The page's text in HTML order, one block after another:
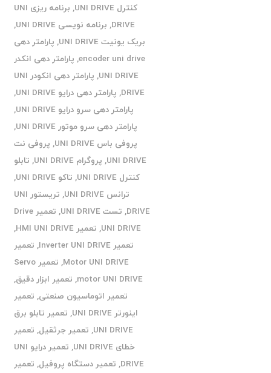
کنترل UNI DRIVE
,
برنامه ریزی UNI
DRIVE
, برنامه نویسی UNI DRIVE
,
بریک یونیت UNI DRIVE
, پارامتر دهی
encoder uni drive
, پارامتر دهی انکدر
UNI DRIVE
,
پارامتر دهی انکودر UNI
DRIVE
, پارامتر دهی درایو UNI DRIVE
,
پارامتر دهی سرو درایو UNI DRIVE
,
پارامتر دهی سرو موتور UNI DRIVE
,
پروفی باس UNI DRIVE
, پروفی نت
UNI DRIVE
, پروگرام UNI DRIVE , تابلو
کنترل UNI DRIVE
, تاکو UNI DRIVE
,
ترانس UNI DRIVE
,
تریستور UNI
DRIVE
, تست UNI DRIVE ,
تعمیر Drive
UNI DRIVE
, تعمیر HMI UNI DRIVE
,
تعمیر Inverter UNI DRIVE
, تعمیر
Motor UNI DRIVE
,
تعمیر Servo
motor UNI DRIVE
, تعمیر ابزار دقیق,
تعمیر اتوماسیون صنعتی, تعمیر
اینورتر UNI DRIVE
, تعمیر تابلو برق
UNI DRIVE
, تعمیر جرثقیل, تعمیر
خطای UNI DRIVE
,
تعمیر درایو UNI
DRIVE
, تعمیر دستگاه پروفیل, تعمیر